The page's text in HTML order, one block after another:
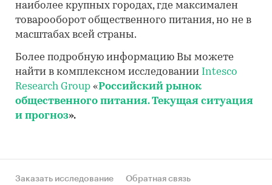
наиболее крупных городах, где максимален
товарооборот общественного питания, но не в
масштабах всей страны.
Более подробную информацию Вы можете
найти в комплексном исследовании Intesco
Research Group «Российский рынок
общественного питания. Текущая ситуация
и прогноз».
Заказать исследование Обратная связь